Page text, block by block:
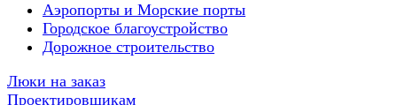
Аэропорты и Морские порты
Городское благоустройство
Дорожное строительство
Люки на заказ
Проектировщикам